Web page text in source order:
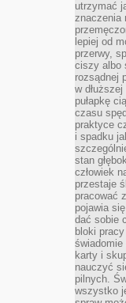
utrzymać
znaczenia
lepiej od
przerwy,
ciszy albo
rozsądnej
w
pułapkę
czasu
praktyce
i spadku
stan
człowiek
przestaje
pracować
pojawia
dać sobie
bloki
świadomie
karty i
nauczyć
pilnych.
wszystko